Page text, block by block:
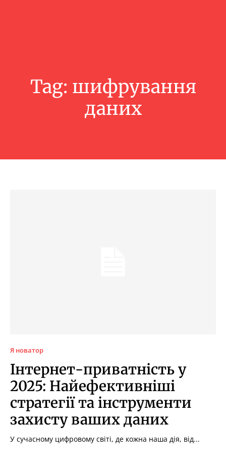
Tag: шифрування
даних
Я новатор
Інтернет-приватність у
2025: Найефективніші
стратегії та інструменти
захисту ваших даних
У сучасному цифровому світі, де кожна наша дія, від...